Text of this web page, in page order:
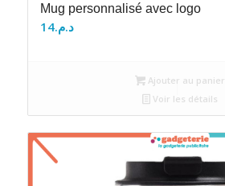
Mug personnalisé avec logo
د.م.14
Ajouter au panier
Voir les détails